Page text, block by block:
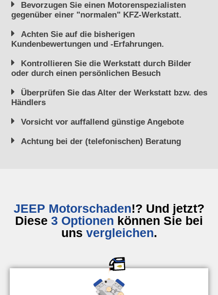
Bevorzugen Sie einen Motorenspezialisten
gegenüber einer "normalen" KFZ-Werkstatt.
Achten Sie auf die bisherigen
Kundenbewertungen und -Erfahrungen.
Kontrollieren Sie die Werkstatt durch Bilder
oder durch einen persönlichen Besuch
Überprüfen Sie das Alter der Werkstatt bzw. des
Händlers
Vorsicht vor auffallend günstige Angebote
Achtung bei der (telefonischen) Beratung
JEEP Motorschaden!? Und jetzt?
Diese 3 Optionen können Sie bei
uns vergleichen.